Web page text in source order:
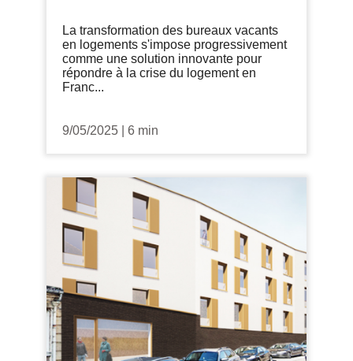
La transformation des bureaux vacants
en logements s'impose progressivement
comme une solution innovante pour
répondre à la crise du logement en
Franc...
9/05/2025 6 min